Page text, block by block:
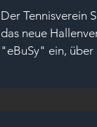
Der Tennisverein
das neue
"eBuSy" ein,